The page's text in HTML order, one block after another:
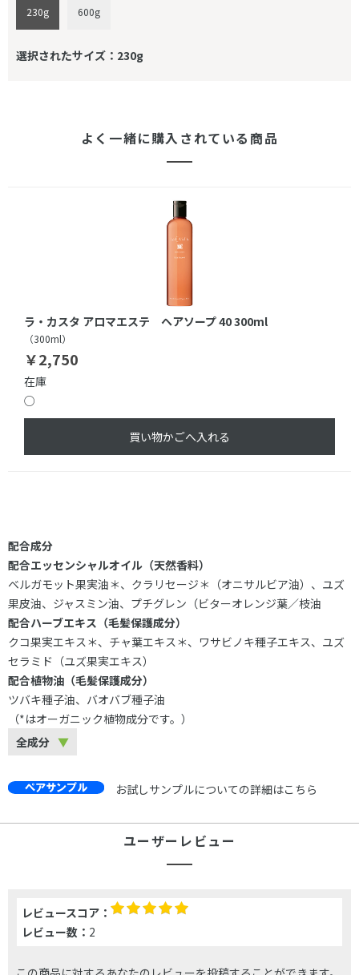
230g 600g
選択されたサイズ：230g
よく一緒に購入されている商品
ラ・カスタ アロマエステ ヘアソープ 40 300ml
（300ml）
￥2,750
在庫
○
買い物かごへ入れる
配合成分
配合エッセンシャルオイル（天然香料）
ベルガモット果実油＊、クラリセージ＊（オニサルビア油）、ユズ
果皮油、ジャスミン油、プチグレン（ビターオレンジ葉／枝油
配合ハーブエキス（毛髪保護成分）
クコ果実エキス＊、チャ葉エキス＊、ワサビノキ種子エキス、ユズ
セラミド（ユズ果実エキス）
配合植物油（毛髪保護成分）
ツバキ種子油、バオバブ種子油
（*はオーガニック植物成分です。）
全成分
お試しサンプルについての詳細はこちら
ユーザーレビュー
レビュースコア：
レビュー数： 2